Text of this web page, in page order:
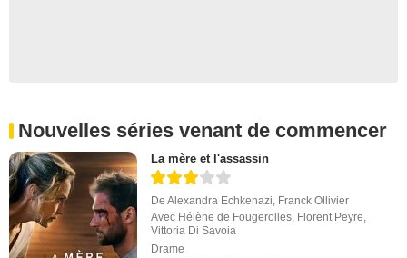
Nouvelles séries venant de commencer
La mère et l'assassin
DeAlexandra Echkenazi, Franck Ollivier
Avec Hélène de Fougerolles, Florent Peyre,
Vittoria Di Savoia
Drame